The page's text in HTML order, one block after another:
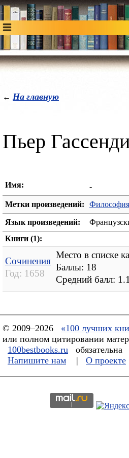
← На главную
Пьер
Имя: -
Метки произведений: Философия
Язык произведений:
Книги (1):
Сочинения
Год: 1658
Место в списке
Баллы: 18
Средний балл:
© 2009–2026 «100 лучших
или полном цитировании
100bestbooks.ru
обязательна
Напишите нам
| О проекте